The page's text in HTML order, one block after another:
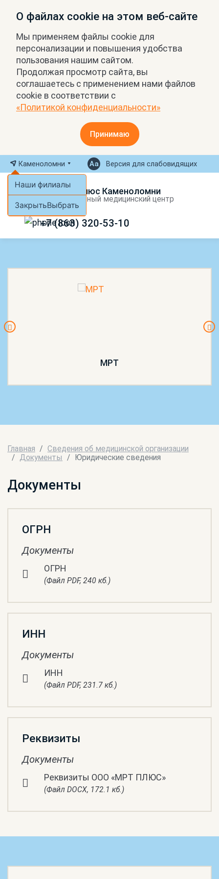
О файлах cookie на этом веб-сайте
Мы применяем файлы cookie для
персонализации и повышения удобства
пользования нашим сайтом.
Продолжая просмотр сайта, вы
соглашаетесь с применением нами файлов
cookie в соответствии с
«Политикой конфиденциальности»
Принимаю
Каменоломни
Наши филиалы
ЗакрытьВыбрать
Версия для слабовидящих
МРТ Плюс Каменоломни
Экспертный медицинский центр
+7 (863) 320-53-10
МРТ
Главная
Сведения об медицинской организации
Документы
Юридические сведения
Документы
ОГРН
Документы
ОГРН
(Файл PDF, 240 кб.)
ИНН
Документы
ИНН
(Файл PDF, 231.7 кб.)
Реквизиты
Документы
Реквизиты ООО «МРТ ПЛЮС»
(Файл DOCX, 172.1 кб.)